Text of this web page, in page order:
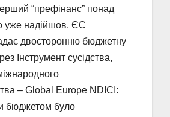
“префінанс” понад
уже надійшов. ЄС
двосторонню бюджетну
Інструмент сусідства,
– Global Europe NDICI:
бюджетом було